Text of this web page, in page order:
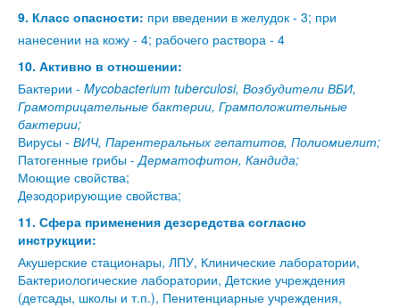
9. Класс опасности: при введении в желудок - 3; при
нанесении на кожу - 4; рабочего раствора - 4
10. Активно в отношении:
Бактерии - Mycobacterium tuberculosi, Возбудители ВБИ,
Грамотрицательные бактерии, Грамположительные
бактерии;
Вирусы - ВИЧ, Парентеральных гепатитов, Полиомиелит;
Патогенные грибы -Дерматофитон, Кандида;
Моющие свойства;
Дезодорирующие свойства;
11. Сфера применения дезсредства согласно
инструкции:
Акушерские стационары, ЛПУ, Клинические лаборатории,
Бактериологические лаборатории, Детские учреждения
(детсады, школы и т.п.), Пенитенциарные учреждения,